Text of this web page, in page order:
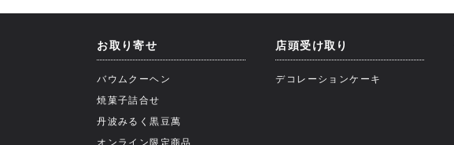
お取り寄せ
バウムクーヘン
焼菓子詰合せ
丹波みるく黒豆萬
オンライン限定商品
店頭受け取り
デコレーションケーキ